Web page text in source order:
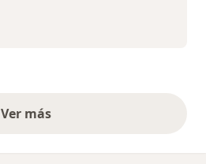
Ver másopiniones anteriores